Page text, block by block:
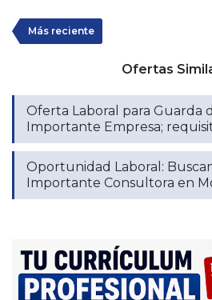
Más reciente
Ofertas
Oferta Laboral para Guarda
Importante Empresa;
Oportunidad Laboral:
Importante Consultora en